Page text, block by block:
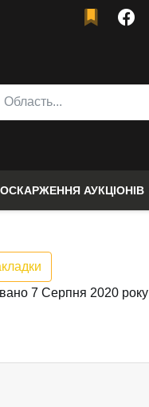
ОСКАРЖЕННЯ АУКЦІОНІВ
7 Серпня 2020 року